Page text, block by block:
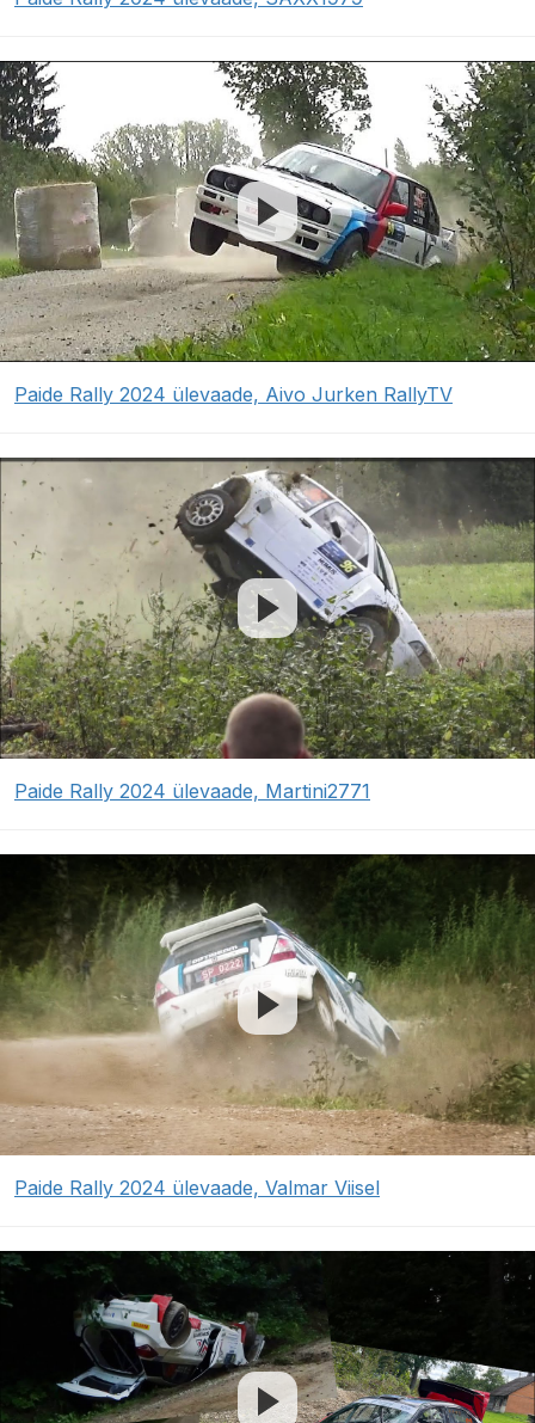
Paide Rally 2024 ülevaade, Aivo Jurken RallyTV
Paide Rally 2024 ülevaade, Martini2771
Paide Rally 2024 ülevaade, Valmar Viisel